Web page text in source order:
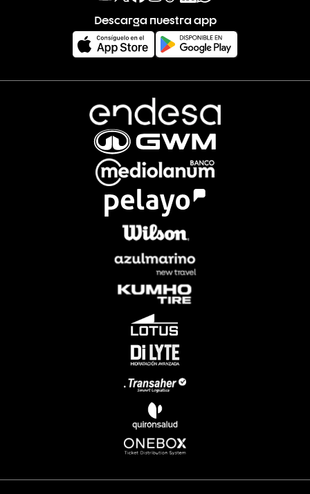
Descarga nuestra app